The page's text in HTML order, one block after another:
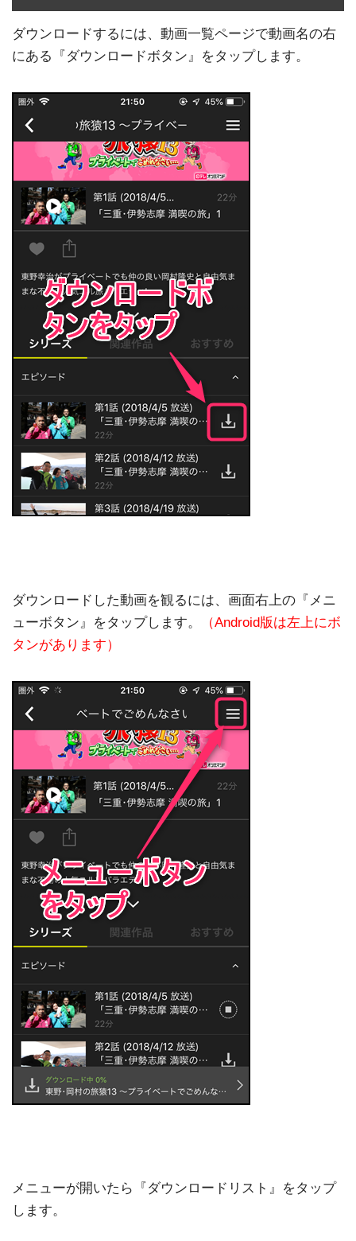
ダウンロードするには、動画一覧ページで動画名の右
にある『ダウンロードボタン』をタップします。
ダウンロードした動画を観るには、画面右上の『メニ
ューボタン』をタップします。
（Android版は左上にボ
タンがあります）
メニューが開いたら『ダウンロードリスト』をタップ
します。